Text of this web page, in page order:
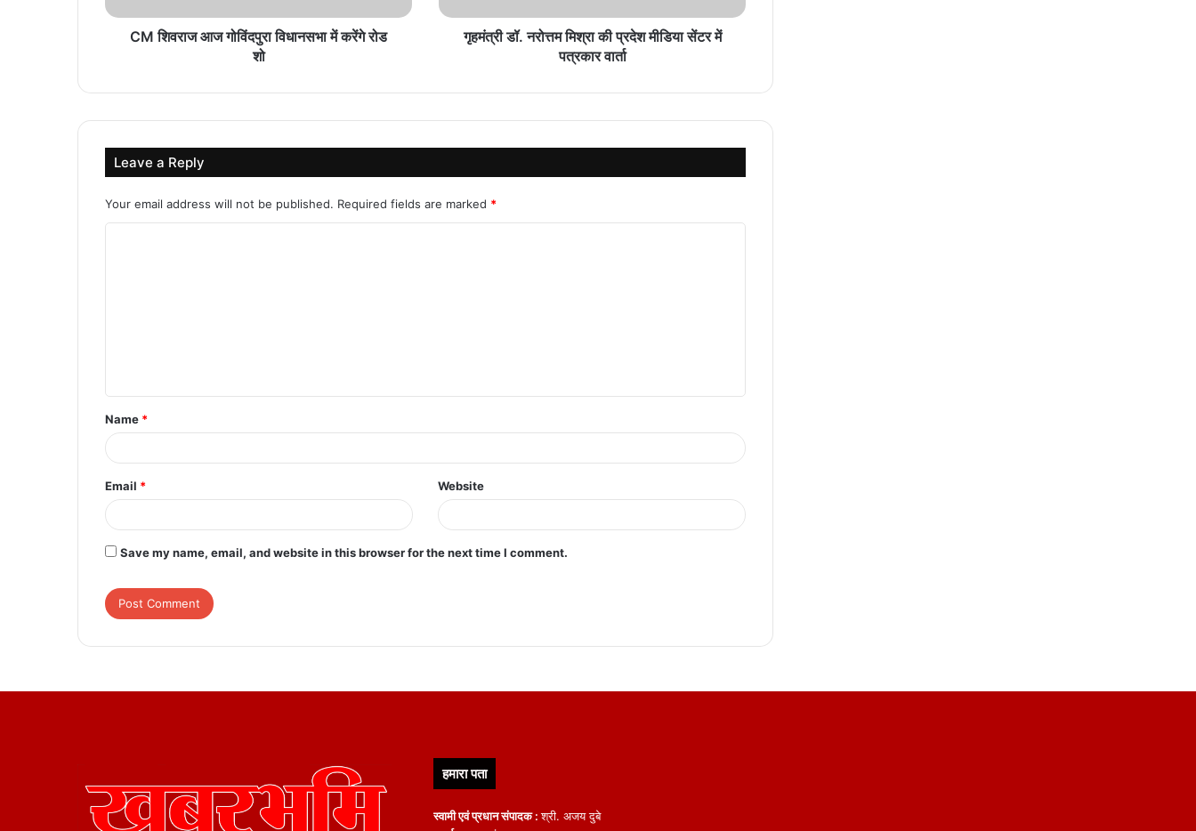
CM शिवराज आज गोविंदपुरा विधानसभा में करेंगे रोड
शो
गृहमंत्री डॉ. नरोत्तम मिश्रा की प्रदेश मीडिया सेंटर में
पत्रकार वार्ता
Leave a Reply
Your email address will not be published. Required fields are marked *
t
*
Name *
Email * Website
Save my name, email, and website in this browser for the next time I comment.
हमारा पता
स्वामी एवं प्रधान संपादक :श्री. अजय दुबे